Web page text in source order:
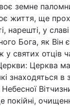
земне
життя, ще
нарешті, у
Бога, як Він
у святих отців
Церква
знаходяться в
покійні,